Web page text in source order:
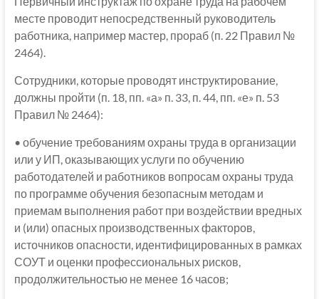
месте проводит непосредственный руководитель
работника, например мастер, прораб (п. 22 Правил №
2464).
Сотрудники, которые проводят инструктирование,
должны пройти (п. 18, пп. «а» п. 33, п. 44, пп. «е» п. 53
Правил № 2464):
• обучение требованиям охраны труда в организации
или у ИП, оказывающих услуги по обучению
работодателей и работников вопросам охраны труда
по программе обучения безопасным методам и
приемам выполнения работ при воздействии вредных
и (или) опасных производственных факторов,
источников опасности, идентифицированных в рамках
СОУТ и оценки профессиональных рисков,
продолжительностью не менее 16 часов;